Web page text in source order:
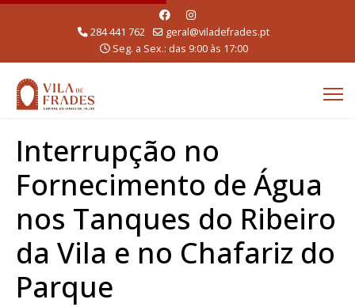
284 441 762
geral@viladefrades.pt
Seg. a Sex.: das 9:00 às 17:00
Interrupção no
Fornecimento de Água
nos Tanques do Ribeiro
da Vila e no Chafariz do
Parque